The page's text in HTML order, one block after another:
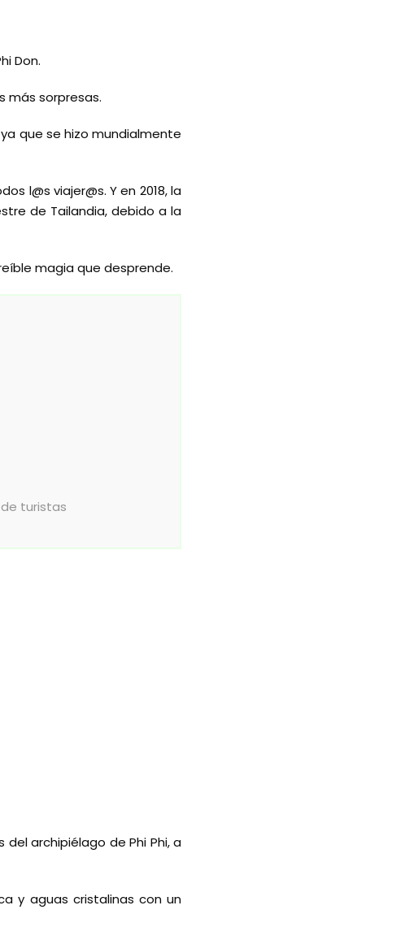
Don.
más sorpresas.
que se hizo mundialmente
l@s viajer@s. Y en 2018, la
de Tailandia, debido a la
magia que desprende.
turistas
archipiélago de Phi Phi, a
y aguas cristalinas con un